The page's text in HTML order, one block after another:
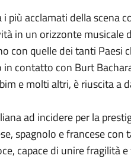
i più acclamati della scena
in un orizzonte musicale
con quelle dei tanti Paesi
contatto con Burt
e molti altri, è riuscita a
ad incidere per la
spagnolo e francese
capace di unire fragilità